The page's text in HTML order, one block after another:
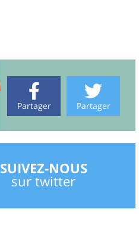
Partager
Partager
SUIVEZ-NOUS
sur twitter